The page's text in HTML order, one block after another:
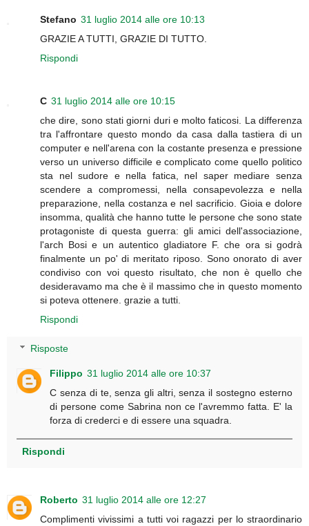
Stefano 31 luglio 2014 alle ore 10:13
GRAZIE A TUTTI, GRAZIE DI TUTTO.
Rispondi
C 31 luglio 2014 alle ore 10:15
che dire, sono stati giorni duri e molto faticosi. La differenza
tra l'affrontare questo mondo da casa dalla tastiera di un
computer e nell'arena con la costante presenza e pressione
verso un universo difficile e complicato come quello politico
sta nel sudore e nella fatica, nel saper mediare senza
scendere a compromessi, nella consapevolezza e nella
preparazione, nella costanza e nel sacrificio. Gioia e dolore
insomma, qualità che hanno tutte le persone che sono state
protagoniste di questa guerra: gli amici dell'associazione,
l'arch Bosi e un autentico gladiatore F. che ora si godrà
finalmente un po' di meritato riposo. Sono onorato di aver
condiviso con voi questo risultato, che non è quello che
desideravamo ma che è il massimo che in questo momento
si poteva ottenere. grazie a tutti.
Rispondi
Risposte
Filippo 31 luglio 2014 alle ore 10:37
C senza di te, senza gli altri, senza il sostegno esterno
di persone come Sabrina non ce l'avremmo fatta. E' la
forza di crederci e di essere una squadra.
Rispondi
Roberto 31 luglio 2014 alle ore 12:27
Complimenti vivissimi a tutti voi ragazzi per lo straordinario